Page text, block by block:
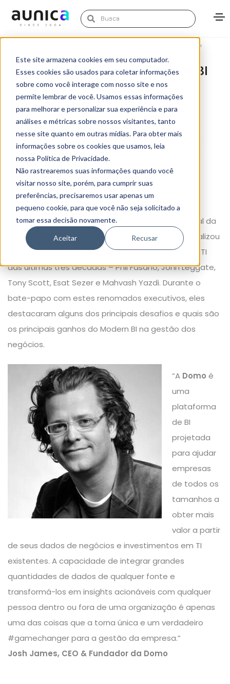
Este site armazena cookies em seu computador.
Esses cookies são usados para coletar informações
sobre como você interage com nosso site e nos
permite lembrar de você. Usamos essas informações
para melhorar e personalizar sua experiência e para
análises e métricas sobre nossos visitantes, tanto
nesse site quanto em outras mídias. Para obter mais
informações sobre os cookies que usamos, leia
nossa Política de Privacidade.
Não rastrearemos suas informações quando você
visitar nosso site, porém, para cumprir suas
preferências, precisaremos usar apenas um
pequeno cookie, para que você não seja solicitado a
tomar essa decisão novamente.
Aceitar Recusar
Alexandre Azevedo
Principais ganhos do Modern BI
na gestão dos negócios
Domo, plataforma de Modern BI e parceira oficial da
aunica Interactive Marketing
, recentemente realizou
uma entrevista com cinco dos maiores líderes de TI
das últimas três décadas – Phil Fasano, John Leggate,
Tony Scott, Esat Sezer e Mahvash Yazdi. Durante o
bate-papo com estes renomados executivos, eles
destacaram alguns dos principais desafios e quais são
os principais ganhos do Modern BI na gestão dos
negócios.
“A Domo é
uma
plataforma
de BI
projetada
para ajudar
empresas
de todos os
tamanhos a
obter mais
valor a partir
de seus dados de negócios e investimentos em TI
existentes. A capacidade de integrar grandes
quantidades de dados de qualquer fonte e
transformá-los em insights acionáveis com qualquer
pessoa dentro ou fora de uma organização é apenas
uma das coisas que a torna única e um verdadeiro
#gamechanger para a gestão da empresa.”
Josh James, CEO & Fundador da Domo